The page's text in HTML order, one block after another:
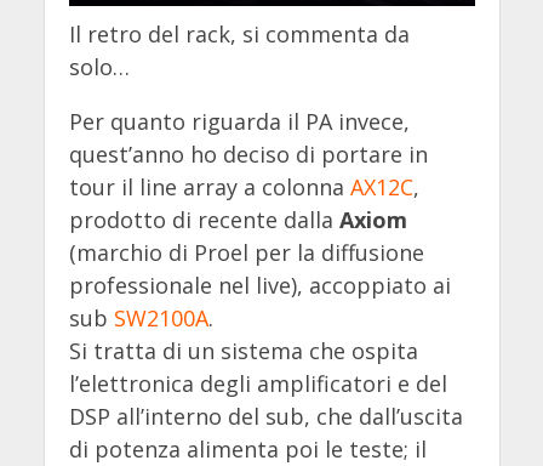
Il retro del rack, si commenta da
solo…
Per quanto riguarda il PA invece,
quest’anno ho deciso di portare in
tour il line array a colonna AX12C,
prodotto di recente dalla Axiom
(marchio di Proel per la diffusione
professionale nel live), accoppiato ai
sub SW2100A.
Si tratta di un sistema che ospita
l’elettronica degli amplificatori e del
DSP all’interno del sub, che dall’uscita
di potenza alimenta poi le teste; il